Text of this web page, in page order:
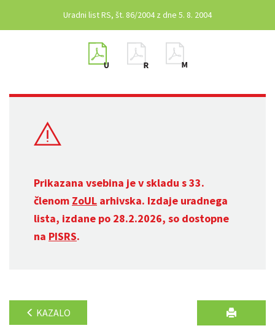
Uradni list RS, št. 86/2004 z dne 5. 8. 2004
Prikazana vsebina je v skladu s 33.
členom ZoUL arhivska. Izdaje uradnega
lista, izdane po 28.2.2026, so dostopne
na PISRS.
KAZALO